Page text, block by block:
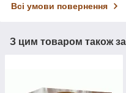
Всі умови повернення
З цим товаром також